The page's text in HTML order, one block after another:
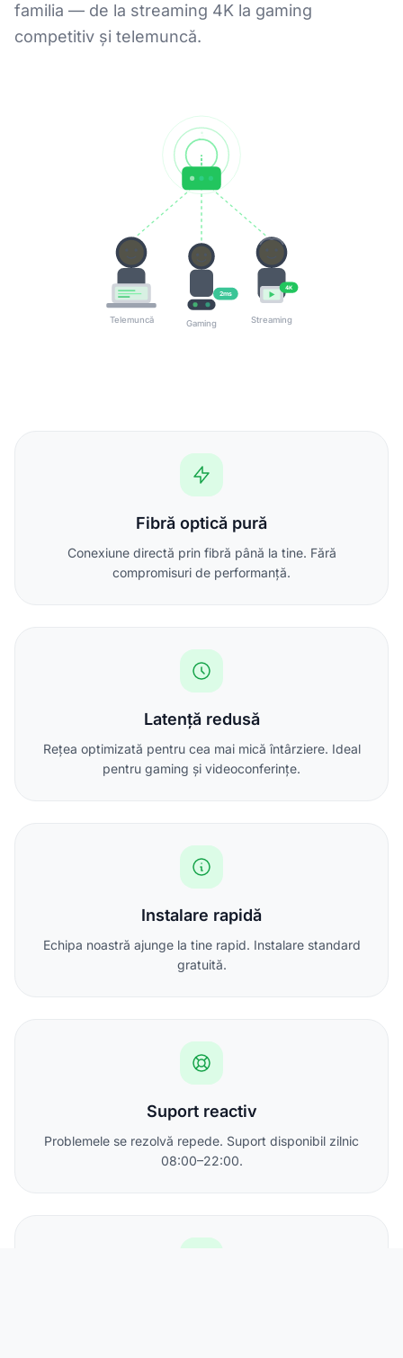
familia — de la streaming 4K la gaming
competitiv și telemuncă.
Telemuncă
2ms
Gaming
4K
Streaming
Fibră optică pură
Conexiune directă prin fibră până la tine. Fără
compromisuri de performanță.
Latență redusă
Rețea optimizată pentru cea mai mică întârziere. Ideal
pentru gaming și videoconferințe.
Instalare rapidă
Echipa noastră ajunge la tine rapid. Instalare standard
gratuită.
Suport reactiv
Problemele se rezolvă repede. Suport disponibil zilnic
08:00–22:00.